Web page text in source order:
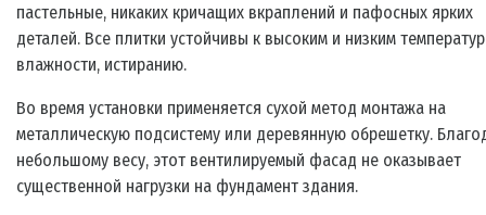
пастельные, никаких кричащих вкраплений и пафосных ярких
деталей. Все плитки устойчивы к высоким и низким
влажности, истиранию.
Во время установки применяется сухой метод монтажа на
металлическую подсистему или деревянную обрешетку.
небольшому весу, этот вентилируемый фасад не оказывает
существенной нагрузки на фундамент здания.